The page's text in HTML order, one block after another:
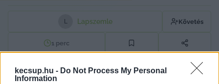
kecsup.hu - Do Not Process My Personal
Information
L Lapszemle Követés
1 perc
Január 27-én egy orosz támadás következtében